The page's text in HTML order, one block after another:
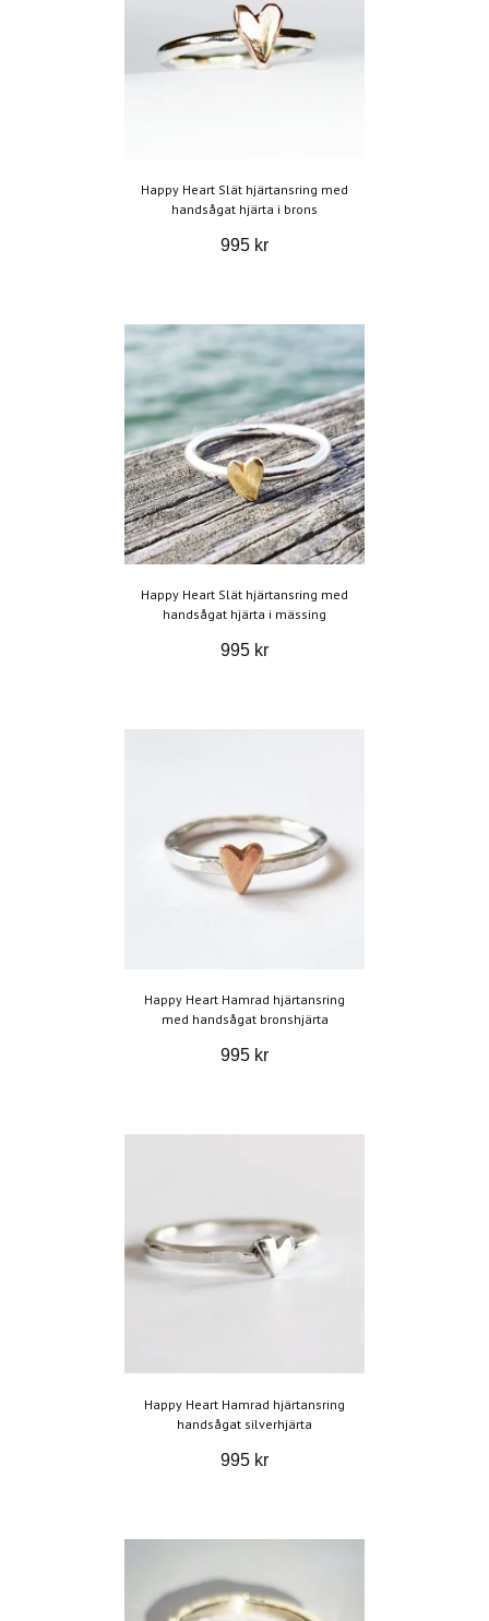
Happy Heart Slät hjärtansring med
handsågat hjärta i brons
995 kr
Happy Heart Slät hjärtansring med
handsågat hjärta i mässing
995 kr
Happy Heart Hamrad hjärtansring
med handsågat bronshjärta
995 kr
Happy Heart Hamrad hjärtansring
handsågat silverhjärta
995 kr